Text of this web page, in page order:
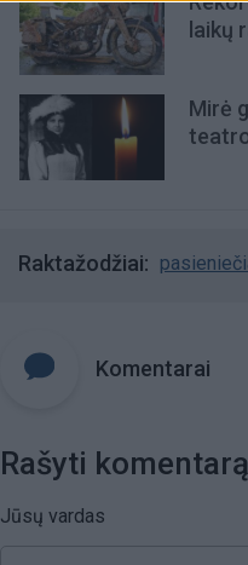
laikų
Mirė
Raktažodžiai
Komentarai
Rašyti komentarą
Jūsų vardas